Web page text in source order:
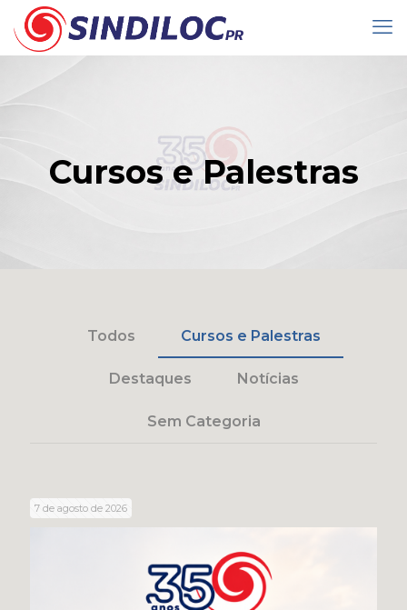
Cursos e Palestras
Todos Cursos e Palestras
Destaques Notícias
Sem Categoria
7 de agosto de 2026